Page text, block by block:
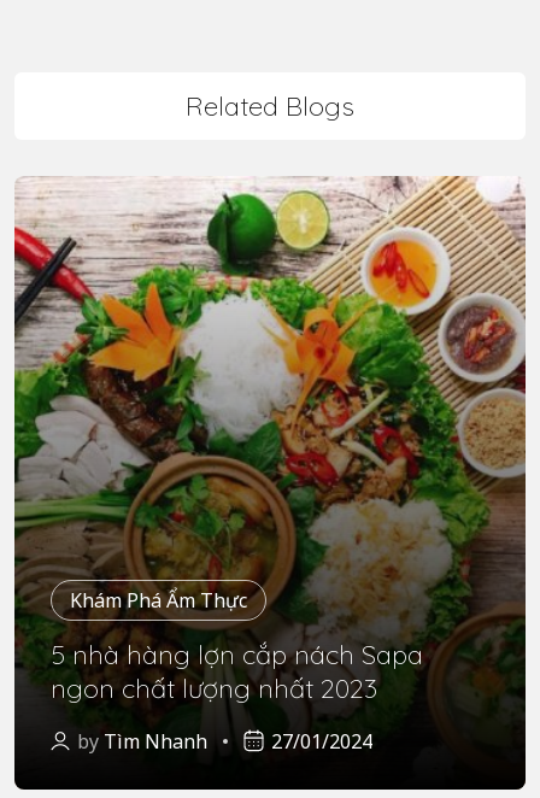
Related Blogs
Khám Phá Ẩm Thực
5 nhà hàng lợn cắp nách Sapa
ngon chất lượng nhất 2023
by Tìm Nhanh 27/01/2024